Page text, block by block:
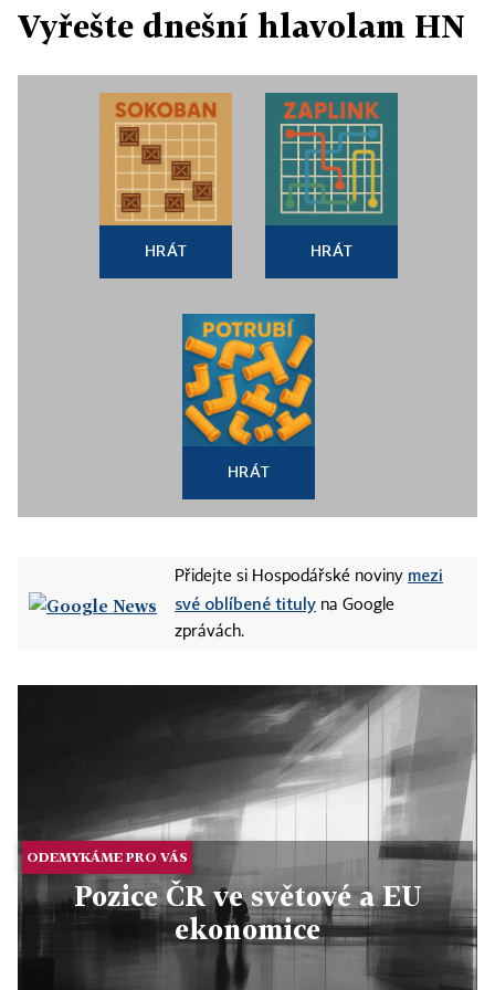
Vyřešte dnešní hlavolam HN
HRÁT HRÁT
HRÁT
Přidejte si Hospodářské noviny mezi
své oblíbené tituly na Google
zprávách.
ODEMYKÁME PRO VÁS
Pozice ČR ve světové a EU
ekonomice